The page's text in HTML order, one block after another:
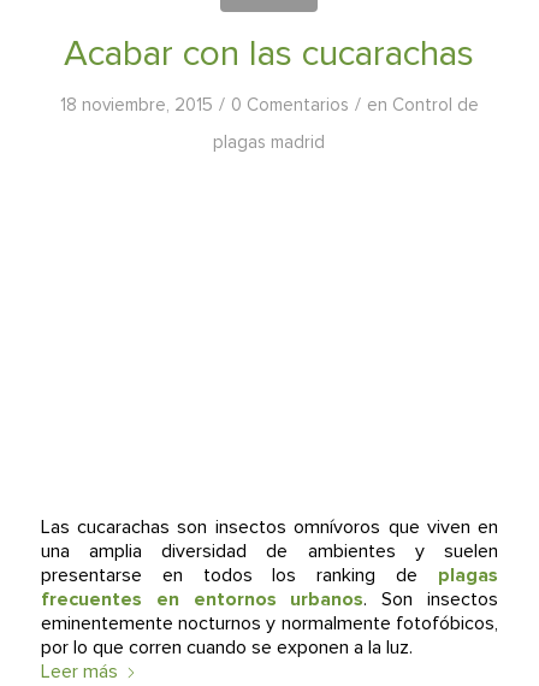
Acabar con las cucarachas
18 noviembre, 2015 / 0 Comentarios / en Control de
plagas madrid
Las cucarachas son insectos omnívoros que viven en
una amplia diversidad de ambientes y suelen
presentarse en todos los ranking de plagas
frecuentes en entornos urbanos. Son insectos
eminentemente nocturnos y normalmente fotofóbicos,
por lo que corren cuando se exponen a la luz.
Leer más